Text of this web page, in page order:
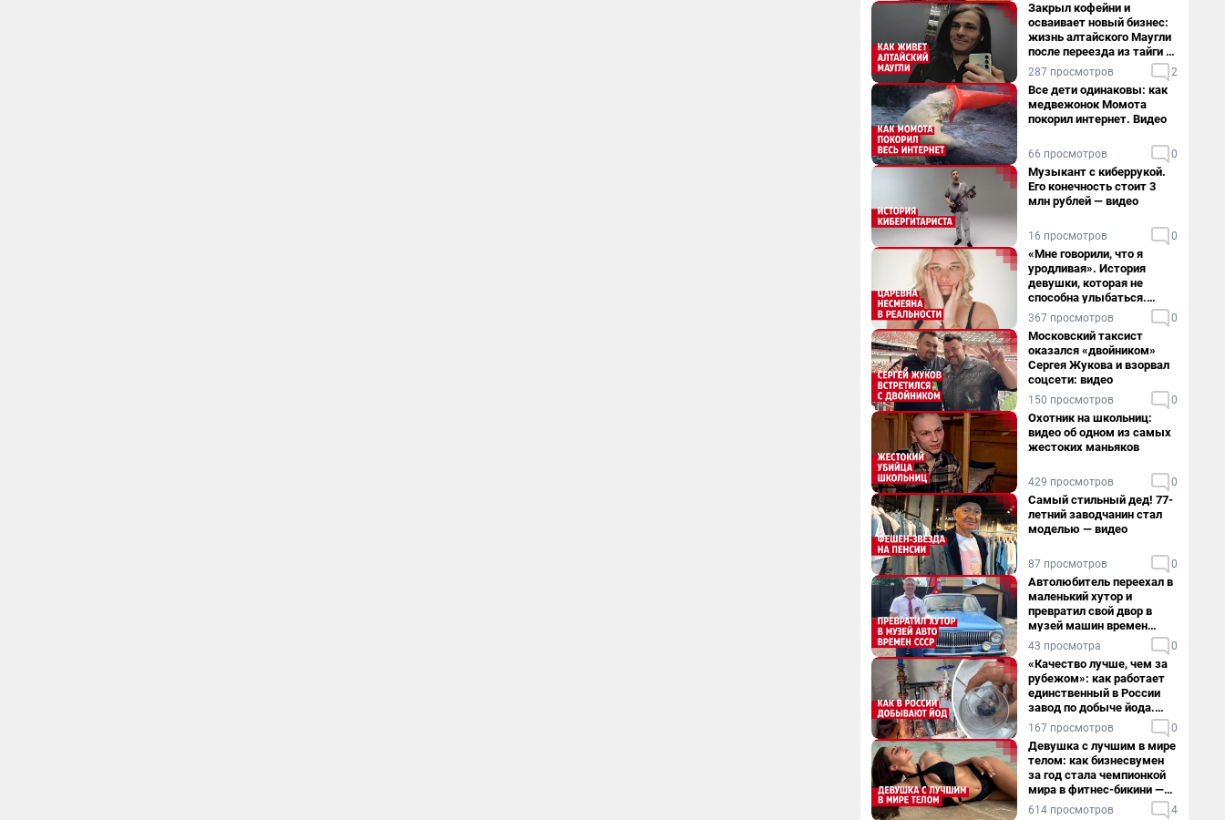
Закрыл кофейни и
осваивает новый бизнес:
жизнь алтайского Маугли
после переезда из тайги в
столицу
287 просмотров 2
Все дети одинаковы: как
медвежонок Момота
покорил интернет. Видео
66 просмотров 0
Музыкант с киберрукой.
Его конечность стоит 3
млн рублей — видео
16 просмотров 0
«Мне говорили, что я
уродливая». История
девушки, которая не
способна улыбаться.
Видео
367 просмотров 0
Московский таксист
оказался «двойником»
Сергея Жукова и взорвал
соцсети: видео
150 просмотров 0
Охотник на школьниц:
видео об одном из самых
жестоких маньяков
429 просмотров 0
Самый стильный дед! 77-
летний заводчанин стал
моделью — видео
87 просмотров 0
Автолюбитель переехал в
маленький хутор и
превратил свой двор в
музей машин времен
СССР. Видео
43 просмотра 0
«Качество лучше, чем за
рубежом»: как работает
единственный в России
завод по добыче йода.
Видео
167 просмотров 0
Девушка с лучшим в мире
телом: как бизнесвумен
за год стала чемпионкой
мира в фитнес-бикини —
видео
614 просмотров 4